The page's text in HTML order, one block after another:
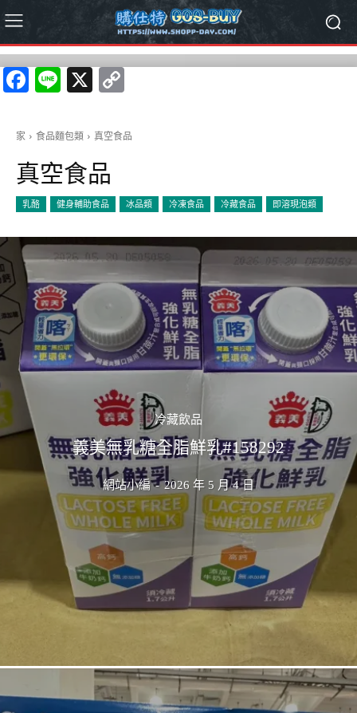
Facebook
Line
X
家 食品麵包類 真空食品
真空食品
乳酪 健身輔助食品 冰品類 冷凍食品 冷藏食品 即溶現泡類
冷藏飲品
義美無乳糖全脂鮮乳#158292
網站小編 - 2026 年 5 月 4 日